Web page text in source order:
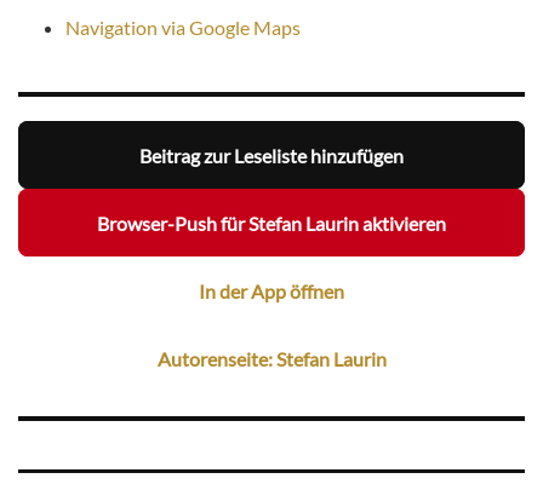
Navigation via Google Maps
Beitrag zur Leseliste hinzufügen
Browser-Push für Stefan Laurin aktivieren
In der App öffnen
Autorenseite: Stefan Laurin